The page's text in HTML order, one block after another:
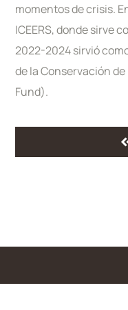
momentos de crisis.
ICEERS, donde sirve
2022-2024 sirvió
de la Conservación
Fund).